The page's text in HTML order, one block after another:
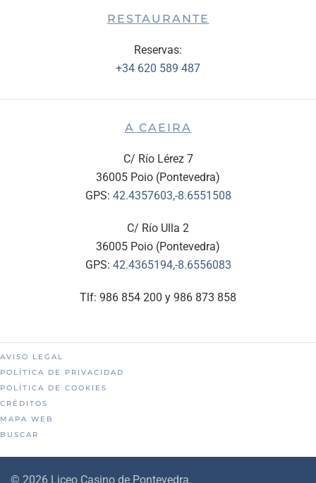
RESTAURANTE
Reservas:
+34 620 589 487
A CAEIRA
C/ Río Lérez 7
36005 Poio (Pontevedra)
GPS: 42.4357603,-8.6551508
C/ Río Ulla 2
36005 Poio (Pontevedra)
GPS: 42.4365194,-8.6556083
Tlf: 986 854 200 y 986 873 858
AVISO LEGAL
POLÍTICA DE PRIVACIDAD
POLÍTICA DE COOKIES
CRÉDITOS
MAPA WEB
BUSCAR
© 2026 Liceo Casino de Pontevedra.